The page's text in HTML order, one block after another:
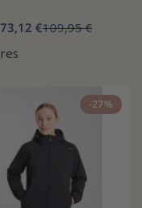
73,12 €109,95 €
-27%